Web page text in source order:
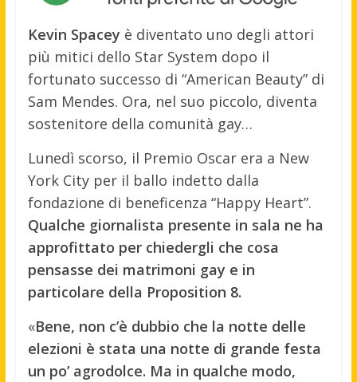
Kevin Spacey è diventato uno degli attori
più mitici dello Star System dopo il
fortunato successo di “American Beauty” di
Sam Mendes. Ora, nel suo piccolo, diventa
sostenitore della comunità gay…
Lunedì scorso, il Premio Oscar era a New
York City per il ballo indetto dalla
fondazione di beneficenza “Happy Heart”.
Qualche giornalista presente in sala ne ha
approfittato per chiedergli che cosa
pensasse dei matrimoni gay e in
particolare della Proposition 8.
«Bene, non c’è dubbio che la notte delle
elezioni è stata una notte di grande festa
un po’ agrodolce. Ma in qualche modo,